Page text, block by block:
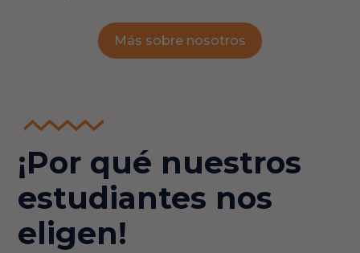
Más sobre nosotros
¡Por qué nuestros
estudiantes nos
eligen!